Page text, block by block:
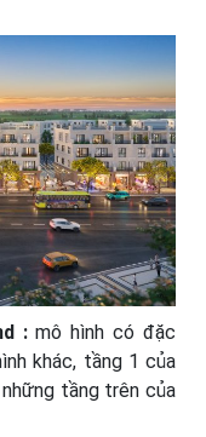
:mô hình có đặc
khác, tầng 1 của
tầng trên của